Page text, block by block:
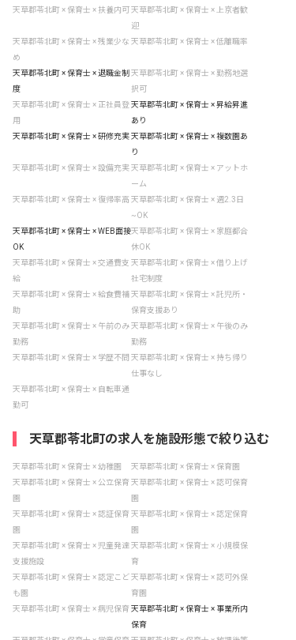
天草郡苓北町 × 保育士 × 扶養内可天草郡苓北町 × 保育士 × 上京者歓
迎
天草郡苓北町 × 保育士 × 残業少な
め
天草郡苓北町 × 保育士 × 低離職率
天草郡苓北町 × 保育士 × 退職金制
度
天草郡苓北町 × 保育士 × 勤務地選
択可
天草郡苓北町 × 保育士 × 正社員登
用
天草郡苓北町 × 保育士 × 昇給昇進
あり
天草郡苓北町 × 保育士 × 研修充実天草郡苓北町 × 保育士 × 複数園あ
り
天草郡苓北町 × 保育士 × 設備充実天草郡苓北町 × 保育士 × アットホ
ーム
天草郡苓北町 × 保育士 × 復帰率高 天草郡苓北町 × 保育士 × 週2.3日
~OK
天草郡苓北町 × 保育士 × WEB面接
OK
天草郡苓北町 × 保育士 × 家庭都合
休OK
天草郡苓北町 × 保育士 × 交通費支
給
天草郡苓北町 × 保育士 × 借り上げ
社宅制度
天草郡苓北町 × 保育士 × 給食費補
助
天草郡苓北町 × 保育士 × 託児所・
保育支援あり
天草郡苓北町 × 保育士 × 午前のみ
勤務
天草郡苓北町 × 保育士 × 午後のみ
勤務
天草郡苓北町 × 保育士 × 学歴不問 天草郡苓北町 × 保育士 × 持ち帰り
仕事なし
天草郡苓北町 × 保育士 × 自転車通
勤可
天草郡苓北町の求人を施設形態で絞り込む
天草郡苓北町 × 保育士 × 幼稚園
天草郡苓北町 × 保育士 × 保育園
天草郡苓北町 × 保育士 × 公立保育
園
天草郡苓北町 × 保育士 × 認可保育
園
天草郡苓北町 × 保育士 × 認証保育
園
天草郡苓北町 × 保育士 × 認定保育
園
天草郡苓北町 × 保育士 × 児童発達
支援施設
天草郡苓北町 × 保育士 × 小規模保
育
天草郡苓北町 × 保育士 × 認定こど
も園
天草郡苓北町 × 保育士 × 認可外保
育園
天草郡苓北町 × 保育士 × 病児保育 天草郡苓北町 × 保育士 × 事業所内
保育